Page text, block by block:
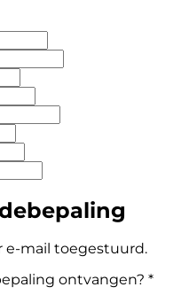
e-mail toegestuurd.
ontvangen? *